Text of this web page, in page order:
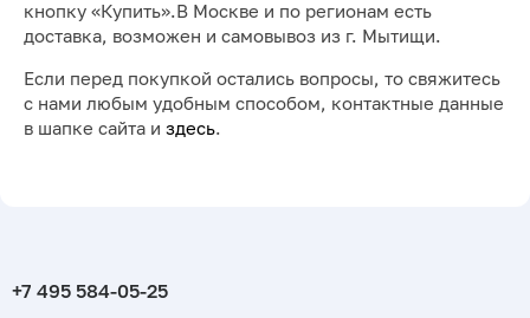
кнопку «Купить».В Москве и по регионам есть
доставка, возможен и самовывоз из г. Мытищи.
Если перед покупкой остались вопросы, то свяжитесь
с нами любым удобным способом, контактные данные
в шапке сайта и здесь.